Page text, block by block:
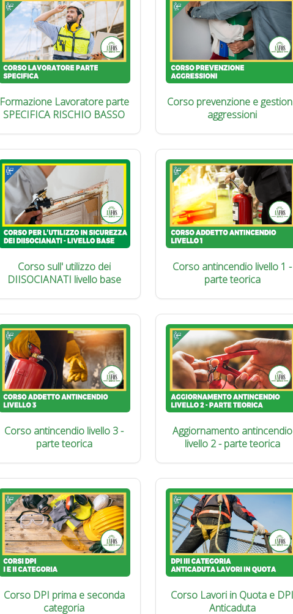
Formazione Lavoratore parte
SPECIFICA RISCHIO BASSO
Corso prevenzione e
aggressioni
Corso sull' utilizzo dei
DIISOCIANATI livello base
Corso antincendio livello 1 -
parte teorica
Corso antincendio livello 3 -
parte teorica
Aggiornamento antincendio
livello 2 - parte teorica
Corso DPI prima e seconda
categoria
Corso Lavori in Quota e
Anticaduta